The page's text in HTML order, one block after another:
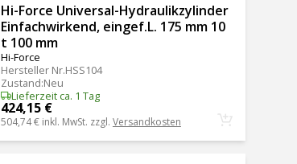
Hi-Force Universal-Hydraulikzylinder
Einfachwirkend, eingef.L. 175 mm 10
t 100 mm
Hi-Force
Hersteller Nr.HSS104
Zustand:Neu
Lieferzeit ca. 1 Tag
424,15 €
504,74 € inkl. MwSt. zzgl. Versandkosten